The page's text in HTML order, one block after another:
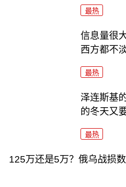
最热
信息量很
西方都不
最热
泽连斯基
的冬天又
最热
125万还是5万？俄乌战损